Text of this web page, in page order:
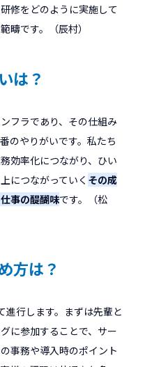
修をどのように実施して
疇です。（辰村）
は？
フラであり、その仕組み
のやりがいです。私たち
効率化につながり、ひい
つながっていく―― その成
事の醍醐味です。（松
方は？
進行します。まずは先輩と
に参加することで、サー
事務や導入時のポイント